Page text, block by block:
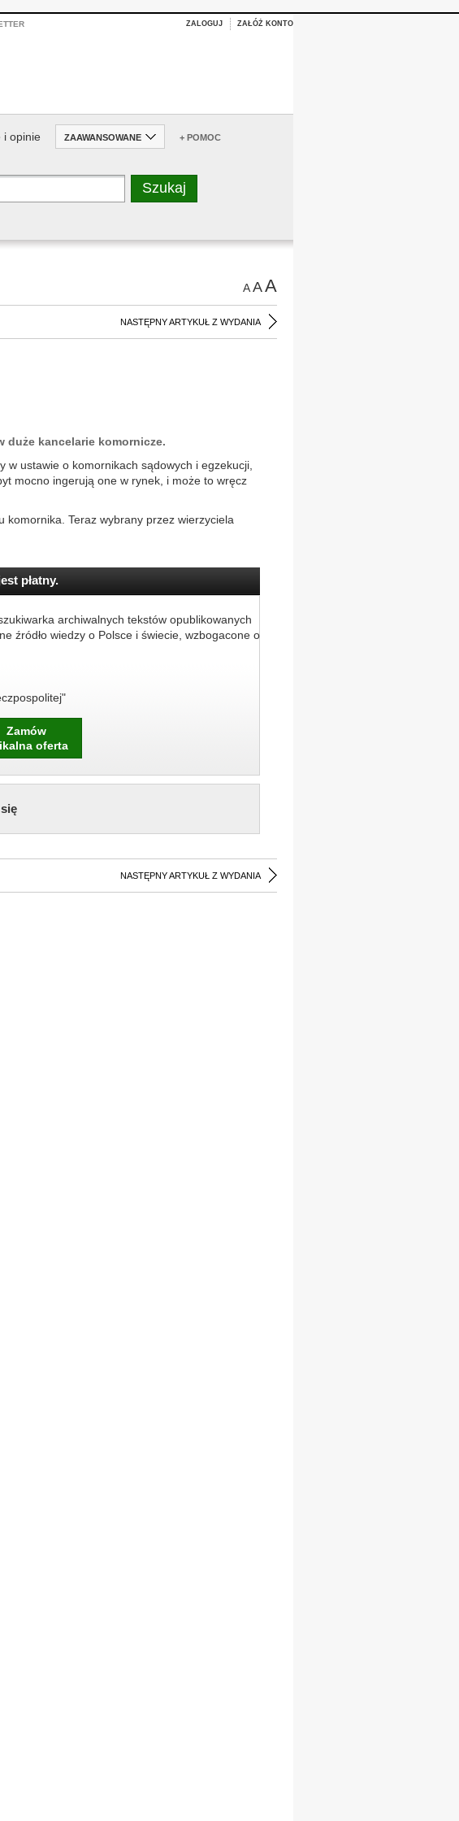
ZALOGUJ ZAŁÓŻ KONTO
i opinie ZAAWANSOWANE + POMOC
AAA
NASTĘPNY ARTYKUŁ Z WYDANIA
kancelarie komornicze.
ustawie o komornikach sądowych i egzekucji,
mocno ingerują one w rynek, i może to wręcz
Teraz wybrany przez wierzyciela
płatny.
archiwalnych tekstów opublikowanych
źródło wiedzy o Polsce i świecie, wzbogacone o
Zamów
oferta
NASTĘPNY ARTYKUŁ Z WYDANIA